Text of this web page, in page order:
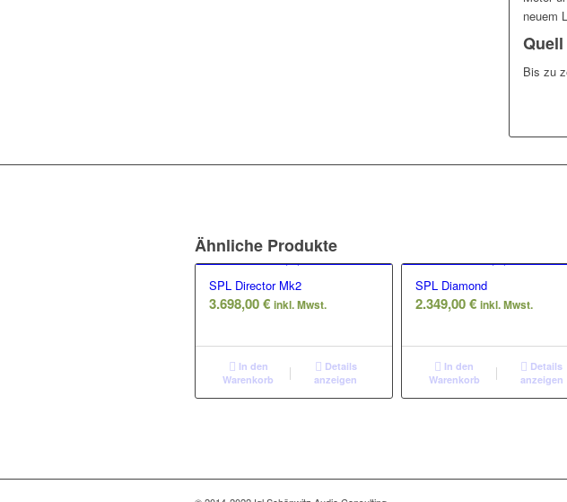
neuem
Bis zu
Ähnliche Produkte
SPL Director Mk2
3.698,00€ inkl. Mwst.
In den
Warenkorb
Details
anzeigen
SPL Diamond
2.349,00€ inkl. Mwst.
In den
Warenkorb
Details
anzeigen